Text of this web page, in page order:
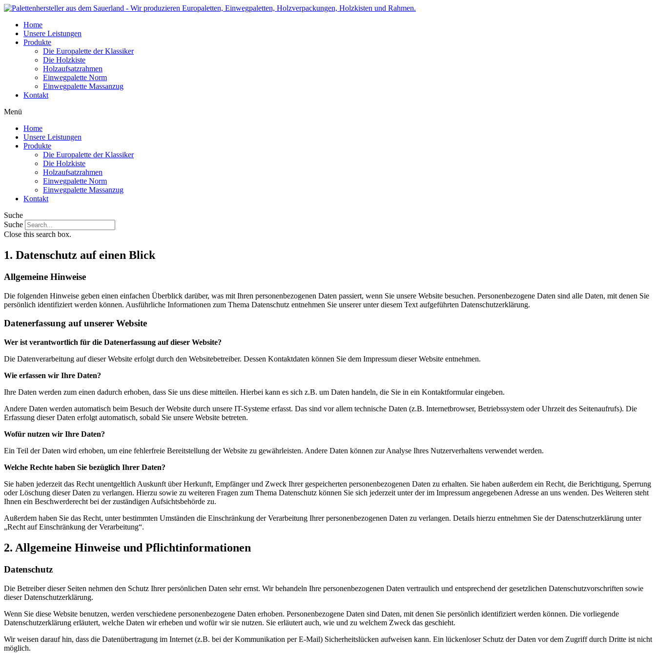
Home
Unsere Leistungen
Produkte
Die Europalette der Klassiker
Die Holzkiste
Holzaufsatzrahmen
Einwegpalette Norm
Einwegpalette Massanzug
Kontakt
Menü
Home
Unsere Leistungen
Produkte
Die Europalette der Klassiker
Die Holzkiste
Holzaufsatzrahmen
Einwegpalette Norm
Einwegpalette Massanzug
Kontakt
Suche
Suche
Close this search box.
1. Datenschutz auf einen Blick
Allgemeine Hinweise
Die folgenden Hinweise geben einen einfachen Überblick darüber, was mit Ihren personenbezogenen Daten passiert, wenn Sie unsere Website besuchen. Personenbezogene Daten sind alle Daten, mit denen Sie
persönlich identifiziert werden können. Ausführliche Informationen zum Thema Datenschutz entnehmen Sie unserer unter diesem Text aufgeführten Datenschutzerklärung.
Datenerfassung auf unserer Website
Wer ist verantwortlich für die Datenerfassung auf dieser Website?
Die Datenverarbeitung auf dieser Website erfolgt durch den Websitebetreiber. Dessen Kontaktdaten können Sie dem Impressum dieser Website entnehmen.
Wie erfassen wir Ihre Daten?
Ihre Daten werden zum einen dadurch erhoben, dass Sie uns diese mitteilen. Hierbei kann es sich z.B. um Daten handeln, die Sie in ein Kontaktformular eingeben.
Andere Daten werden automatisch beim Besuch der Website durch unsere IT-Systeme erfasst. Das sind vor allem technische Daten (z.B. Internetbrowser, Betriebssystem oder Uhrzeit des Seitenaufrufs). Die
Erfassung dieser Daten erfolgt automatisch, sobald Sie unsere Website betreten.
Wofür nutzen wir Ihre Daten?
Ein Teil der Daten wird erhoben, um eine fehlerfreie Bereitstellung der Website zu gewährleisten. Andere Daten können zur Analyse Ihres Nutzerverhaltens verwendet werden.
Welche Rechte haben Sie bezüglich Ihrer Daten?
Sie haben jederzeit das Recht unentgeltlich Auskunft über Herkunft, Empfänger und Zweck Ihrer gespeicherten personenbezogenen Daten zu erhalten. Sie haben außerdem ein Recht, die Berichtigung, Sperrung
oder Löschung dieser Daten zu verlangen. Hierzu sowie zu weiteren Fragen zum Thema Datenschutz können Sie sich jederzeit unter der im Impressum angegebenen Adresse an uns wenden. Des Weiteren steht
Ihnen ein Beschwerderecht bei der zuständigen Aufsichtsbehörde zu.
Außerdem haben Sie das Recht, unter bestimmten Umständen die Einschränkung der Verarbeitung Ihrer personenbezogenen Daten zu verlangen. Details hierzu entnehmen Sie der Datenschutzerklärung unter
„Recht auf Einschränkung der Verarbeitung“.
2. Allgemeine Hinweise und Pflichtinformationen
Datenschutz
Die Betreiber dieser Seiten nehmen den Schutz Ihrer persönlichen Daten sehr ernst. Wir behandeln Ihre personenbezogenen Daten vertraulich und entsprechend der gesetzlichen Datenschutzvorschriften sowie
dieser Datenschutzerklärung.
Wenn Sie diese Website benutzen, werden verschiedene personenbezogene Daten erhoben. Personenbezogene Daten sind Daten, mit denen Sie persönlich identifiziert werden können. Die vorliegende
Datenschutzerklärung erläutert, welche Daten wir erheben und wofür wir sie nutzen. Sie erläutert auch, wie und zu welchem Zweck das geschieht.
Wir weisen darauf hin, dass die Datenübertragung im Internet (z.B. bei der Kommunikation per E-Mail) Sicherheitslücken aufweisen kann. Ein lückenloser Schutz der Daten vor dem Zugriff durch Dritte ist nicht
möglich.